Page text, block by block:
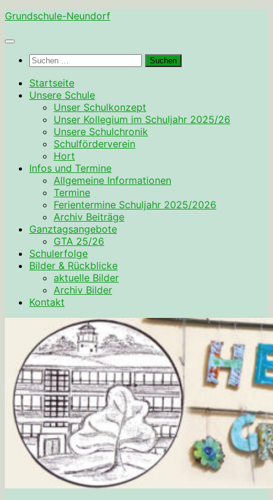
Zum
springen
Grundschule-Neundorf
Suchen
Startseite
Unsere Schule
Unser Schulkonzept
Unser Kollegium im Schuljahr 2025/26
Unsere Schulchronik
Schulförderverein
Hort
Infos und Termine
Allgemeine Informationen
Termine
Ferientermine Schuljahr 2025/2026
Archiv Beiträge
Ganztagsangebote
GTA 25/26
Schulerfolge
Bilder & Rückblicke
aktuelle Bilder
Archiv Bilder
Kontakt